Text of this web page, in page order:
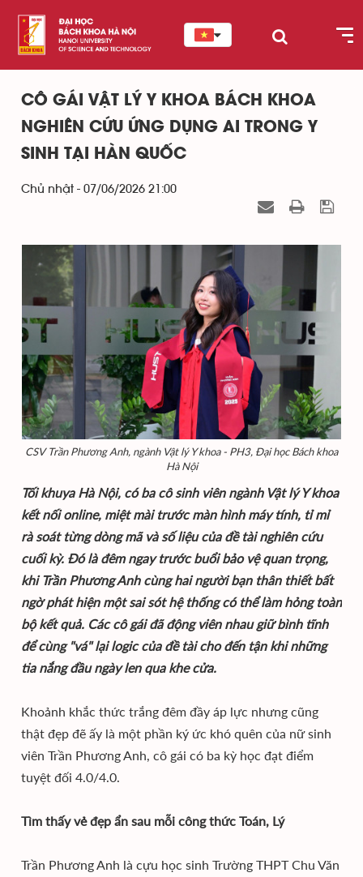
CÔ GÁI VẬT LÝ Y KHOA BÁCH KHOA
NGHIÊN CỨU ỨNG DỤNG AI TRONG Y
SINH TẠI HÀN QUỐC
Chủ nhật - 07/06/2026 21:00
CSV Trần Phương Anh, ngành Vật lý Y khoa - PH3, Đại học Bách khoa
Hà Nội
Tối khuya Hà Nội, có ba cô sinh viên ngành Vật lý Y khoa
kết nối online, miệt mài trước màn hình máy tính, tỉ mỉ
rà soát từng dòng mã và số liệu của đề tài nghiên cứu
cuối kỳ. Đó là đêm ngay trước buổi bảo vệ quan trọng,
khi Trần Phương Anh cùng hai người bạn thân thiết bất
ngờ phát hiện một sai sót hệ thống có thể làm hỏng toàn
bộ kết quả. Các cô gái đã động viên nhau giữ bình tĩnh
để cùng "vá" lại logic của đề tài cho đến tận khi những
tia nắng đầu ngày len qua khe cửa.
Khoảnh khắc thức trắng đêm đầy áp lực nhưng cũng
thật đẹp đẽ ấy là một phần ký ức khó quên của nữ sinh
viên Trần Phương Anh, cô gái có ba kỳ học đạt điểm
tuyệt đối 4.0/4.0.
Tìm thấy vẻ đẹp ẩn sau mỗi công thức Toán, Lý
Trần Phương Anh là cựu học sinh Trường THPT Chu Văn